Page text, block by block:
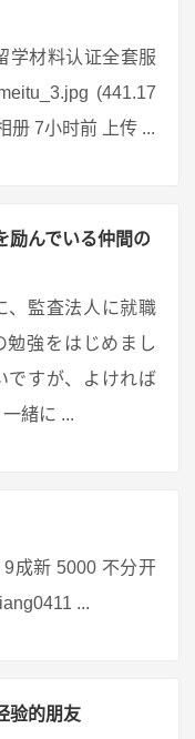
学材料认证全套服
(441.17
册 7小时前 上传 ...
励んでいる仲間の
、監査法人に就職
勉強をはじめまし
ですが、よければ
緒に ...
成新 5000 不分开
...
验的朋友